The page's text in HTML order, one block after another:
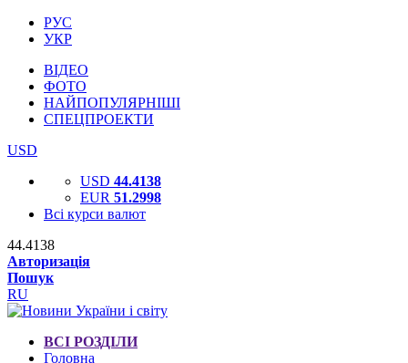
РУС
УКР
ВІДЕО
ФОТО
НАЙПОПУЛЯРНІШІ
СПЕЦПРОЕКТИ
USD
USD 44.4138
EUR 51.2998
Всі курси валют
44.4138
Авторизація
Пошук
RU
ВСІ РОЗДІЛИ
Головна